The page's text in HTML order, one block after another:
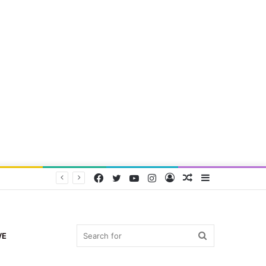
Random
Log
Instagram
YouTube
Twitter
Facebook